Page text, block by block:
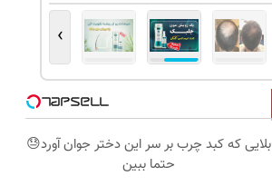
›
بلایی که کبد چرب بر سر این دختر جوان آورد😓
حتما ببین